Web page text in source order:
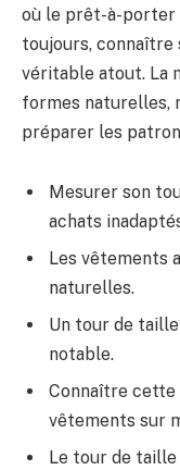
où le prêt-à-porter
toujours,
véritable atout. La
formes naturelles,
préparer les
Mesurer son
achats
Les vêtements
naturelles.
Un tour de
notable.
Connaître cette
vêtements sur
Le tour de